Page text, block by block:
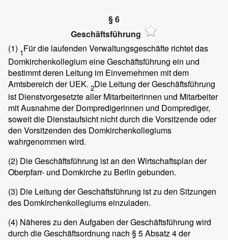
§ 6
Geschäftsführung
(1) 1Für die laufenden Verwaltungsgeschäfte richtet das
Domkirchenkollegium eine Geschäftsführung ein und
bestimmt deren Leitung im Einvernehmen mit dem
Amtsbereich der UEK. 2Die Leitung der Geschäftsführung
ist Dienstvorgesetzte aller Mitarbeiterinnen und Mitarbeiter
mit Ausnahme der Dompredigerinnen und Domprediger,
soweit die Dienstaufsicht nicht durch die Vorsitzende oder
den Vorsitzenden des Domkirchenkollegiums
wahrgenommen wird.
(2) Die Geschäftsführung ist an den Wirtschaftsplan der
Oberpfarr- und Domkirche zu Berlin gebunden.
(3) Die Leitung der Geschäftsführung ist zu den Sitzungen
des Domkirchenkollegiums einzuladen.
(4) Näheres zu den Aufgaben der Geschäftsführung wird
durch die Geschäftsordnung nach § 5 Absatz 4 der